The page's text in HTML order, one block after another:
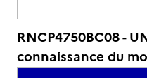
RNCP4750BC08 -
connaissance du